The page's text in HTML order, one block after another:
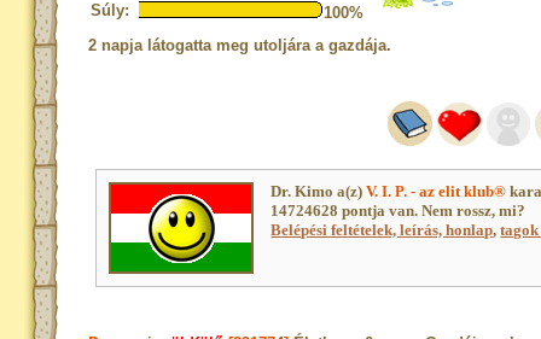
Súly:
100%
2 napja látogatta meg utoljára a gazdája.
Dr. Kimo a(z)V. I. P. - az elit klub®
14724628 pontja van. Nem rossz, mi?
Belépési feltételek, leírás, honlap,